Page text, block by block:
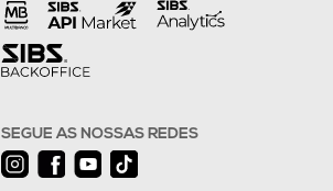
SEGUE AS NOSSAS REDES